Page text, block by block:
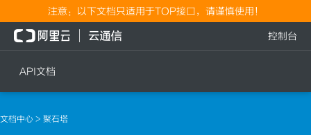
注意：以下文档只适用于TOP接口，请谨慎使用！
API文档
控制台
文档中心 > 聚石塔